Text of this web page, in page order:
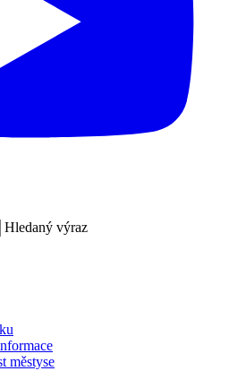
Hledaný výraz
městyse